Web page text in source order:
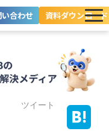
い合わせ 資料ダウンロード
ツイート